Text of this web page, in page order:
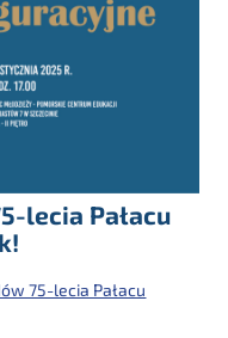
lecia Pałacu
75-lecia Pałacu